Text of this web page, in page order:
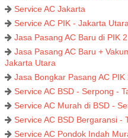
Service AC Jakarta
Service AC PIK - Jakarta Utara
Jasa Pasang AC Baru di PIK
Jasa Pasang AC Baru +
Jakarta Utara
Jasa Bongkar Pasang AC
Service AC BSD - Serpong -
Service AC Murah di BSD -
Service AC BSD Bergaransi -
Service AC Pondok Indah